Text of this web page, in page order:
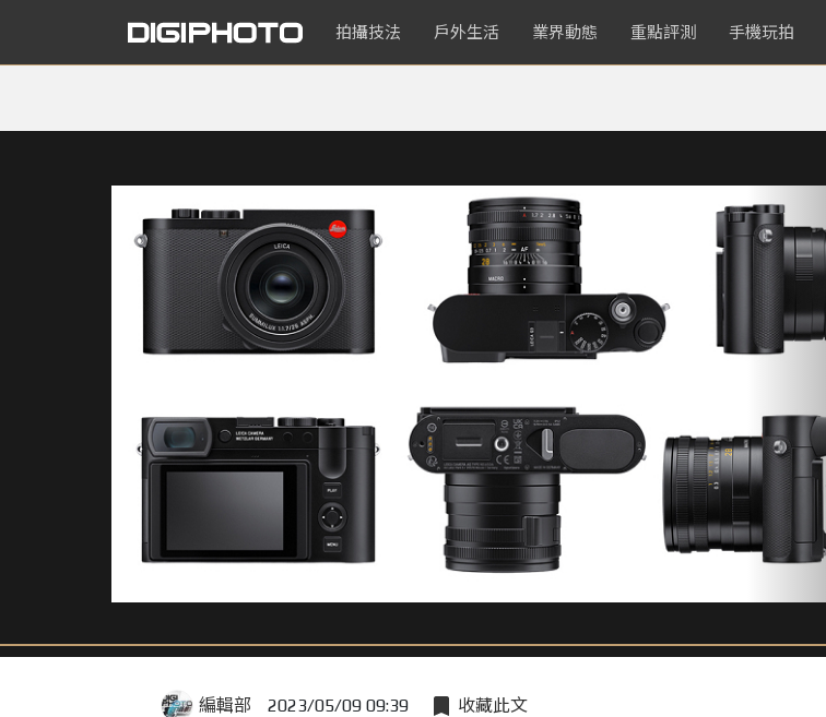
拍攝技法 戶外生活 業界動態 重點評測 手機玩拍
編輯部 2023/05/09 09:39 收藏此文